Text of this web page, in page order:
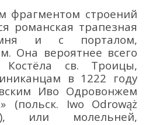
фрагментом строений
романская трапезная
и с порталом,
. Она вероятнее всего
Костёла св. Троицы,
в 1222 году
Иво Одровонжем
» (польск. Iwo Odrowąż
, или молельней,